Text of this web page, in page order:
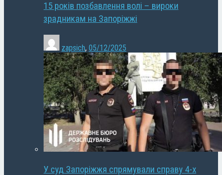
15 років позбавлення волі – вироки
зрадникам на Запоріжжі
zapsich, 05/12/2025
У суд Запоріжжя спрямували справу 4-х